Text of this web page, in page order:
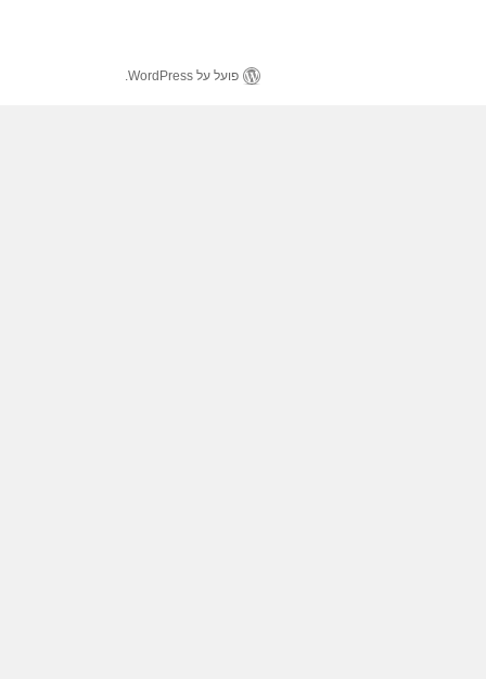
פועל על WordPress.